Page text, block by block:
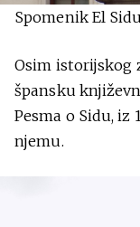
Spomenik El
Osim istorijskog
špansku
Pesma o Sidu, iz
njemu.